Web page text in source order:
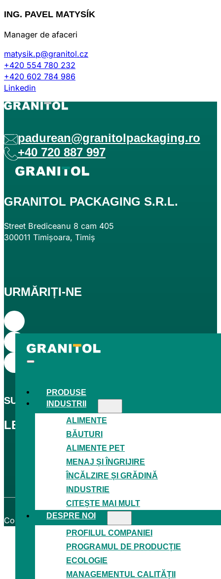
PRODUSE
INDUSTRII
ALIMENTE
BĂUTURI
ALIMENTE PET
MENAJ ȘI ÎNGRIJIRE
ÎNCĂLZIRE ȘI GRĂDINĂ
INDUSTRIE
CITEȘTE MAI MULT
DESPRE NOI
PROFILUL COMPANIEI
PROGRAMUL DE PRODUCȚIE
ECOLOGIE
MANAGEMENTUL CALITĂȚII
ING. PAVEL MATYSÍK
Manager de afaceri
matysik.p@granitol.cz
+420 554 780 232
+420 602 784 986
Linkedin
SUNTEM CELMAI MAREPRODUCĂTOR CEH
GRANITOL PACKAGING S.R.L.
Street Brediceanu 8 cam 405
300011 Timișoara, Timiș
padurean@granitolpackaging.ro
+40 720 887 997
URMĂRIȚI-NE
LEGISLAȚIE
Termeni și condiții
Proiecte de granturi
Copyright © 2026Granitol, a. s.